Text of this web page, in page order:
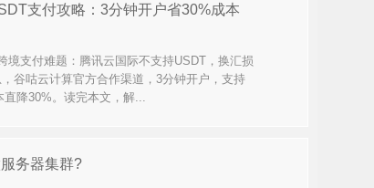
支付攻略：3分钟开户省30%成本
境支付难题：腾讯云国际不支持USDT，换汇损
谷咕云计算官方合作渠道，3分钟开户，支持
降30%。读完本文，解...
务器集群?